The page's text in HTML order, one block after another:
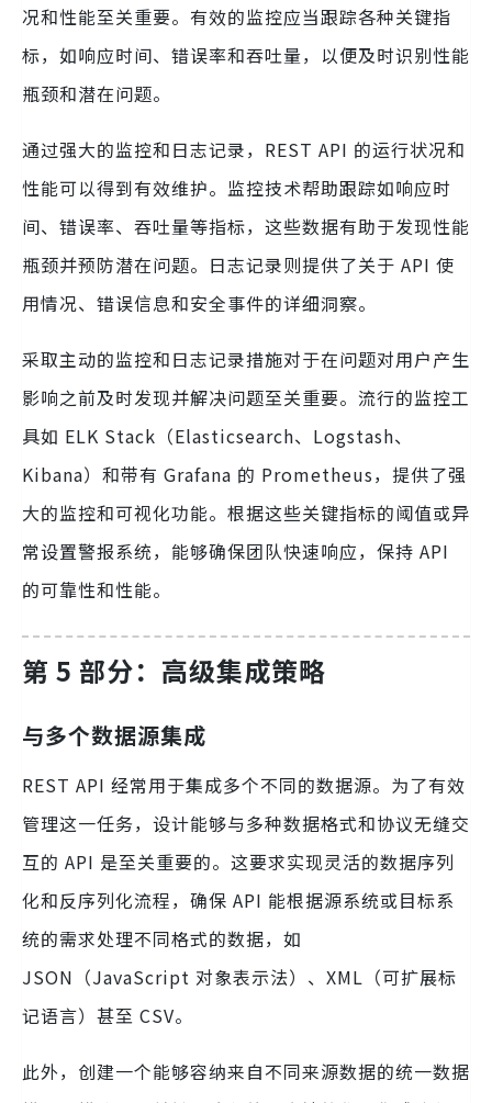
况和性能至关重要。有效的监控应当跟踪各种关键指
标，如响应时间、错误率和吞吐量，以便及时识别性能
瓶颈和潜在问题。
通过强大的监控和日志记录，REST API 的运行状况和
性能可以得到有效维护。监控技术帮助跟踪如响应时
间、错误率、吞吐量等指标，这些数据有助于发现性能
瓶颈并预防潜在问题。日志记录则提供了关于 API 使
用情况、错误信息和安全事件的详细洞察。
采取主动的监控和日志记录措施对于在问题对用户产生
影响之前及时发现并解决问题至关重要。流行的监控工
具如 ELK Stack（Elasticsearch、Logstash、
Kibana）和带有 Grafana 的 Prometheus，提供了强
大的监控和可视化功能。根据这些关键指标的阈值或异
常设置警报系统，能够确保团队快速响应，保持 API
的可靠性和性能。
第 5 部分：高级集成策略
与多个数据源集成
REST API 经常用于集成多个不同的数据源。为了有效
管理这一任务，设计能够与多种数据格式和协议无缝交
互的 API 是至关重要的。这要求实现灵活的数据序列
化和反序列化流程，确保 API 能根据源系统或目标系
统的需求处理不同格式的数据，如
JSON（JavaScript 对象表示法）、XML（可扩展标
记语言）甚至 CSV。
此外，创建一个能够容纳来自不同来源数据的统一数据